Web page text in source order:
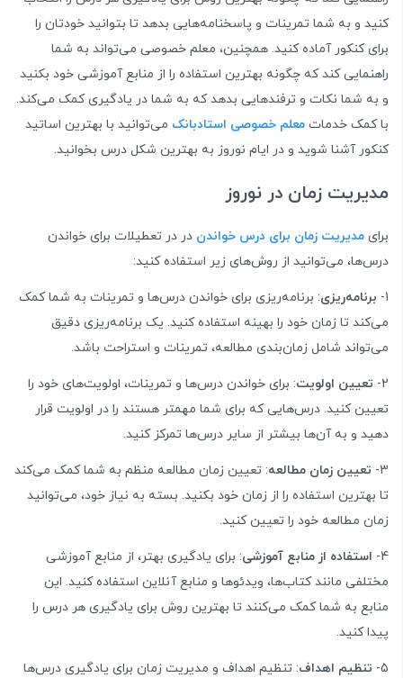
کنید و به شما تمرینات و پاسخنامه‌هایی بدهد تا بتوانید خودتان را
برای کنکور آماده کنید. همچنین، معلم خصوصی می‌تواند به شما
راهنمایی کند که چگونه بهترین استفاده را از منابع آموزشی خود بکنید
و به شما نکات و ترفندهایی بدهد که به شما در یادگیری کمک می‌کند.
با کمک خدمات معلم خصوصی استادبانک می‌توانید با بهترین اساتید
کنکور آشنا شوید و در ایام نوروز به بهترین شکل درس بخوانید.
مدیریت زمان در نوروز
برای مدیریت زمان برای درس خواندن در در تعطیلات برای خواندن
درس‌ها، می‌توانید از روش‌های زیر استفاده کنید:
1- برنامه‌ریزی: برنامه‌ریزی برای خواندن درس‌ها و تمرینات به شما کمک
می‌کند تا زمان خود را بهینه استفاده کنید. یک برنامه‌ریزی دقیق
می‌تواند شامل زمان‌بندی مطالعه، تمرینات و استراحت باشد.
2- تعیین اولویت: برای خواندن درس‌ها و تمرینات، اولویت‌های خود را
تعیین کنید. درس‌هایی که برای شما مهمتر هستند را در اولویت قرار
دهید و به آن‌ها بیشتر از سایر درس‌ها تمرکز کنید.
3- تعیین زمان مطالعه: تعیین زمان مطالعه منظم به شما کمک می‌کند
تا بهترین استفاده را از زمان خود بکنید. بسته به نیاز خود، می‌توانید
زمان مطالعه خود را تعیین کنید.
4- استفاده از منابع آموزشی: برای یادگیری بهتر، از منابع آموزشی
مختلفی مانند کتاب‌ها، ویدئوها و منابع آنلاین استفاده کنید. این
منابع به شما کمک می‌کنند تا بهترین روش برای یادگیری هر درس را
پیدا کنید.
5- تنظیم اهداف: تنظیم اهداف و مدیریت زمان برای یادگیری درس‌ها